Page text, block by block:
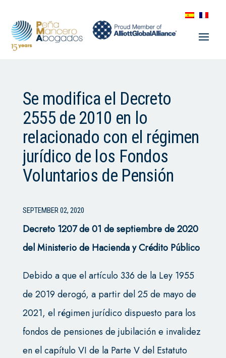
Se modifica el Decreto
2555 de 2010 en lo
relacionado con el régimen
jurídico de los Fondos
Voluntarios de Pensión
SEPTEMBER 02, 2020
Decreto 1207 de 01 de septiembre de 2020
del Ministerio de Hacienda y Crédito Público
Debido a que el artículo 336 de la Ley 1955
de 2019 derogó, a partir del 25 de mayo de
2021, el régimen jurídico dispuesto para los
fondos de pensiones de jubilación e invalidez
en el capítulo VI de la Parte V del Estatuto